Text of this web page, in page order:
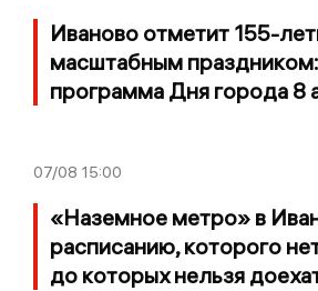
Иваново отметит 155-
масштабным
программа Дня города 8
07/08 15:00
«Наземное метро» в
расписанию, которого
до которых нельзя